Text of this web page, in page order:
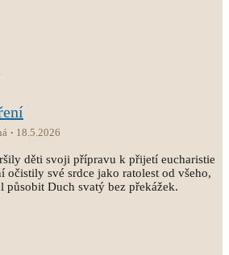
18.5.2026
děti svoji přípravu k přijetí eucharistie
očistily své srdce jako ratolest od všeho,
působit Duch svatý bez překážek.